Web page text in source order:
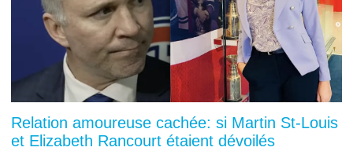
Relation amoureuse cachée: si Martin St-Louis
et Elizabeth Rancourt étaient dévoilés